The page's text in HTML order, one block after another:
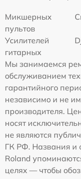
Микшерных
пультов
Усилителей
гитарных
Мы занимаемся
обслуживанием
гарантийного
независимо и не
производителя.
носят
не являются
ГК РФ. Названия и
Roland
целях — чтобы